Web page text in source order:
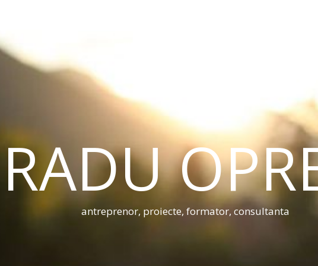
RADU
antreprenor, proiecte, formator, consultanta